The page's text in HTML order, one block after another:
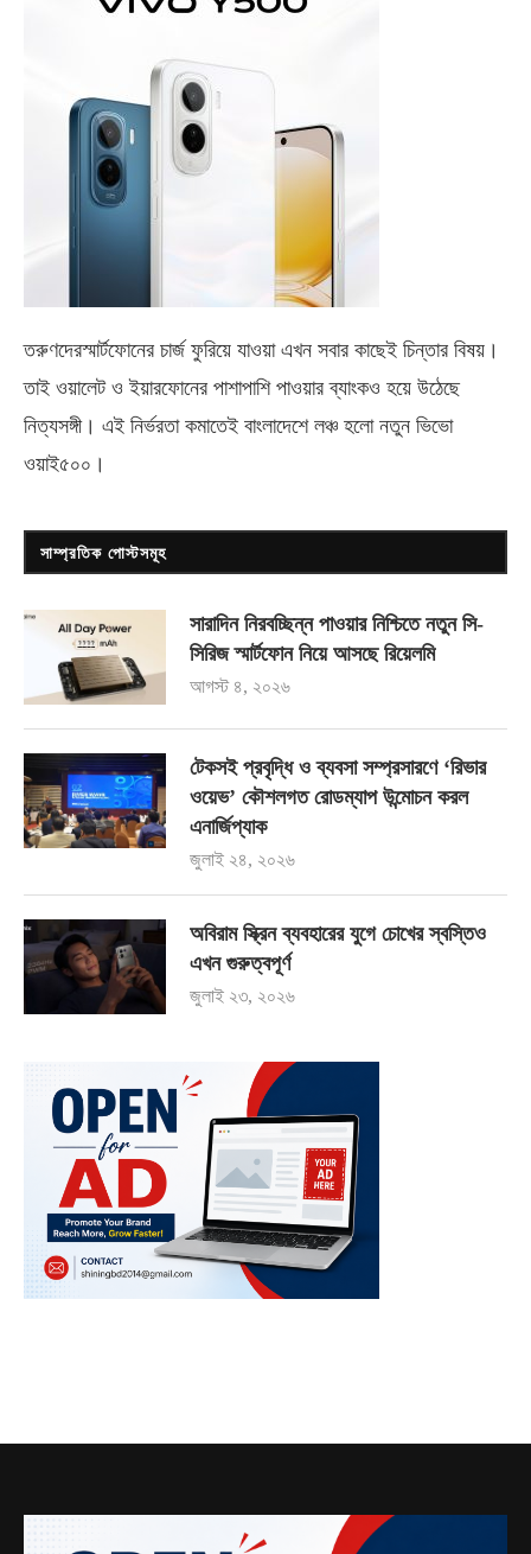
তরুণদেরস্মার্টফোনের চার্জ ফুরিয়ে যাওয়া এখন সবার কাছেই চিন্তার বিষয়।
তাই ওয়ালেট ও ইয়ারফোনের পাশাপাশি পাওয়ার ব্যাংকও হয়ে উঠেছে
নিত্যসঙ্গী। এই নির্ভরতা কমাতেই বাংলাদেশে লঞ্চ হলো নতুন ভিভো
ওয়াই৫০০ ।
সাম্প্রতিক পোস্টসমূহ
সারাদিন নিরবচ্ছিন্ন পাওয়ার নিশ্চিতে নতুন সি-
সিরিজ স্মার্টফোন নিয়ে আসছে রিয়েলমি
আগস্ট ৪, ২০২৬
টেকসই প্রবৃদ্ধি ও ব্যবসা সম্প্রসারণে ‘রিভার
ওয়েভ’ কৌশলগত রোডম্যাপ উন্মোচন করল
এনার্জিপ্যাক
জুলাই ২৪, ২০২৬
অবিরাম স্ক্রিন ব্যবহারের যুগে চোখের স্বস্তিও
এখন গুরুত্বপূর্ণ
জুলাই ২৩, ২০২৬